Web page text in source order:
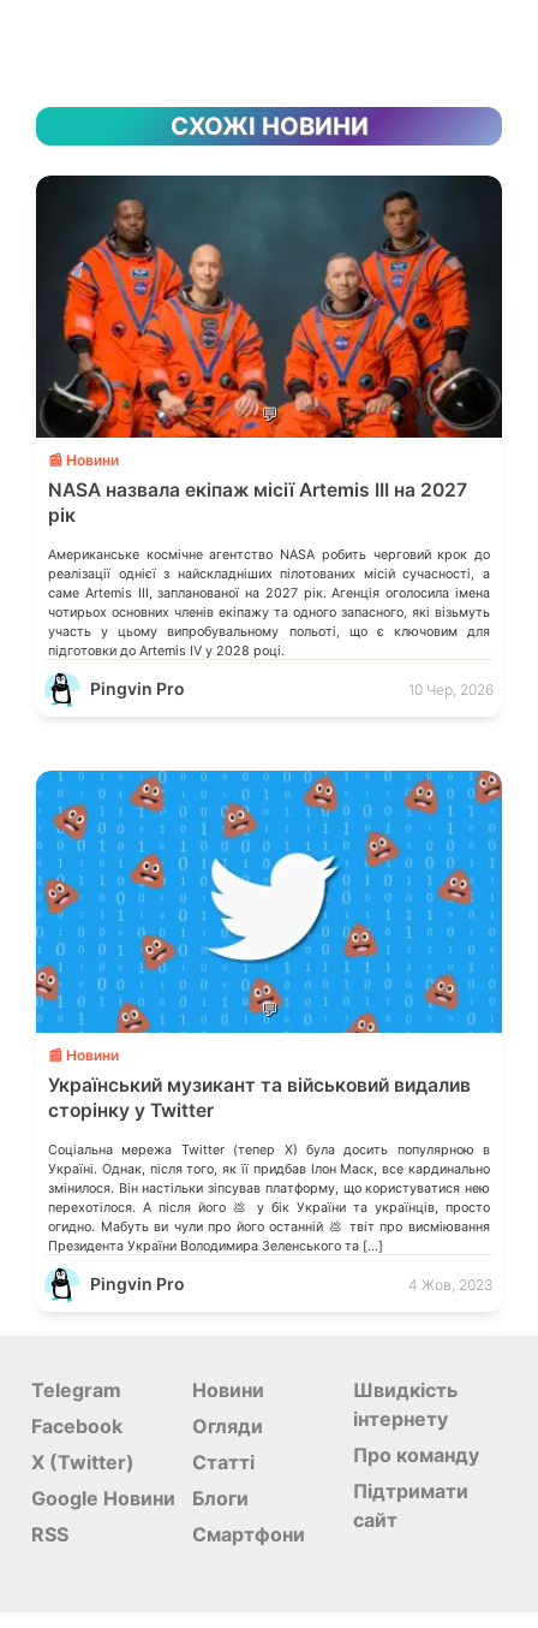
СХОЖІ НОВИНИ
💬
📰 Новини
NASA назвала екіпаж місії Artemis III на 2027
рік
Американське космічне агентство NASA робить черговий крок до
реалізації однієї з найскладніших пілотованих місій сучасності, а
саме Artemis III, запланованої на 2027 рік. Агенція оголосила імена
чотирьох основних членів екіпажу та одного запасного, які візьмуть
участь у цьому випробувальному польоті, що є ключовим для
підготовки до Artemis IV у 2028 році.
Pingvin Pro 10 Чер, 2026
💬
📰 Новини
Український музикант та військовий видалив
сторінку у Twitter
Соціальна мережа Twitter (тепер X) була досить популярною в
Україні. Однак, після того, як її придбав Ілон Маск, все кардинально
змінилося. Він настільки зіпсував платформу, що користуватися нею
перехотілося. А після його 💩 у бік України та українців, просто
огидно. Мабуть ви чули про його останній 💩 твіт про висміювання
Президента України Володимира Зеленського та […]
Pingvin Pro 4 Жов, 2023
Telegram
Facebook
X (Twitter)
Google Новини
RSS
Новини
Огляди
Статті
Блоги
Смартфони
Швидкість
інтернету
Про команду
Підтримати
сайт